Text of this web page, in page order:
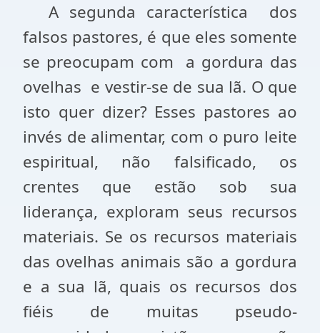
A segunda característica
dos
falsos pastores, é que eles somente
se preocupam com
a gordura das
ovelhas e vestir-se de sua lã. O que
isto quer dizer? Esses pastores ao
invés de alimentar, com o puro leite
espiritual, não falsificado, os
crentes que estão sob sua
liderança, exploram seus recursos
materiais. Se os recursos materiais
das ovelhas animais são a gordura
e a sua lã, quais os recursos dos
fiéis de muitas pseudo-